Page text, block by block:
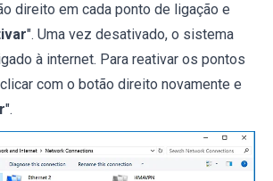
direito em cada ponto de ligação e
". Uma vez desativado, o sistema
à internet. Para reativar os pontos
com o botão direito novamente e
".